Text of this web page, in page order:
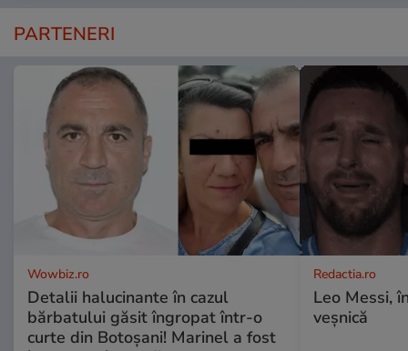
PARTENERI
Wowbiz.ro
Detalii halucinante în cazul
bărbatului găsit îngropat într-o
curte din Botoșani! Marinel a fost
Redactia.ro
Leo Messi,
veșnică